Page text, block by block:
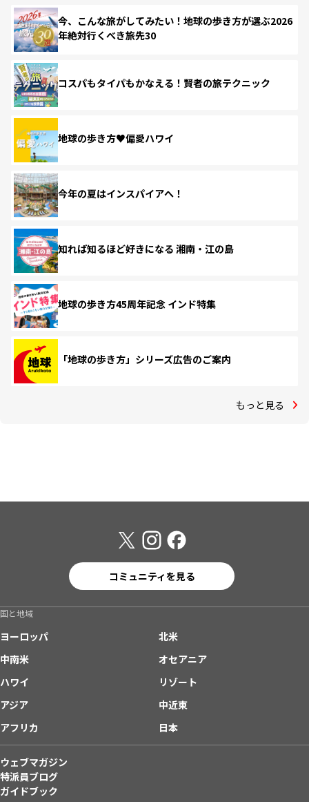
今、こんな旅がしてみたい！地球の歩き方が選ぶ2026
年絶対行くべき旅先30
コスパもタイパもかなえる！賢者の旅テクニック
地球の歩き方♥偏愛ハワイ
今年の夏はインスパイアへ！
知れば知るほど好きになる 湘南・江の島
地球の歩き方45周年記念 インド特集
「地球の歩き方」シリーズ広告のご案内
もっと見る
コミュニティを見る
国と地域
ヨーロッパ
北米
中南米
オセアニア
ハワイ
リゾート
アジア
中近東
アフリカ
日本
ウェブマガジン
特派員ブログ
ガイドブック